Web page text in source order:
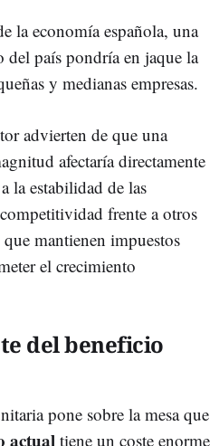
la economía española, una
del país pondría en jaque la
y medianas empresas.
advierten de que una
afectaría directamente
la estabilidad de las
frente a otros
mantienen impuestos
el crecimiento
del beneficio
pone sobre la mesa que
actual tiene un coste enorme